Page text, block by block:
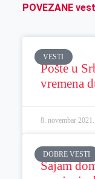
POVEZANE
VESTI
Pošte u
vremena
8. novembar 2021.
DOBRE VESTI
Sajam